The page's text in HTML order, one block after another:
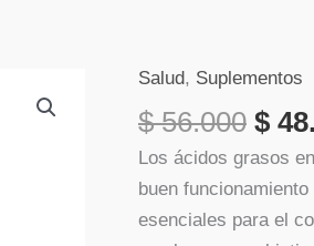
Salud, Suplementos
$56.000
El
era:
$
$
Los ácidos grasos
buen
esenciales para el
Oferta
x